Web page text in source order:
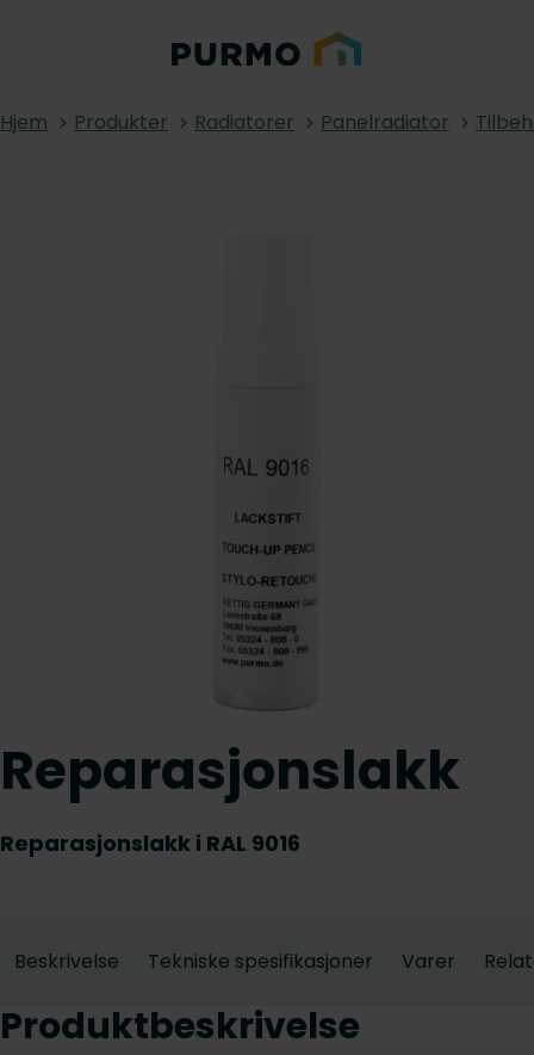
Hjem Produkter Radiatorer Panelradiator
Reparasjonslakk
Reparasjonslakk i RAL 9016
Beskrivelse Tekniske spesifikasjoner Varer
Produktbeskrivelse